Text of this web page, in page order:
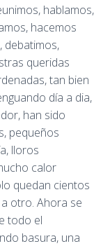
hablamos,
hacemos
debatimos,
queridas
tan bien
día a dia,
han sido
pequeños
lloros
calor
quedan cientos
otro. Ahora se
todo el
basura, una